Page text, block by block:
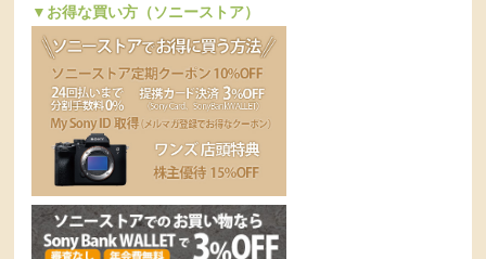
▼お得な買い方（ソニーストア）